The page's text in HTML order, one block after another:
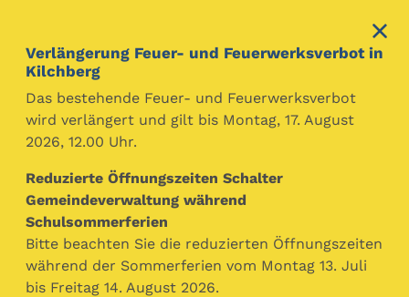
Verlängerung Feuer- und Feuerwerksverbot in
Kilchberg
Das bestehende Feuer- und Feuerwerksverbot
wird verlängert und gilt bis Montag, 17. August
2026, 12.00 Uhr.
Reduzierte Öffnungszeiten Schalter
Gemeindeverwaltung während
Schulsommerferien
Bitte beachten Sie die reduzierten Öffnungszeiten
während der Sommerferien vom Montag 13. Juli
bis Freitag 14. August 2026.
Gemeinde Kilchberg
Die Gemeinde Kilchberg bietet Unterstützung und
Beratung für Menschen in schwierigen
Lebenssituationen, Hilfe zur Selbsthilfe, um die
wirtschaftliche und persönliche Selbständigkeit zu
wahren oder wieder zu erreichen, sowie Informationen